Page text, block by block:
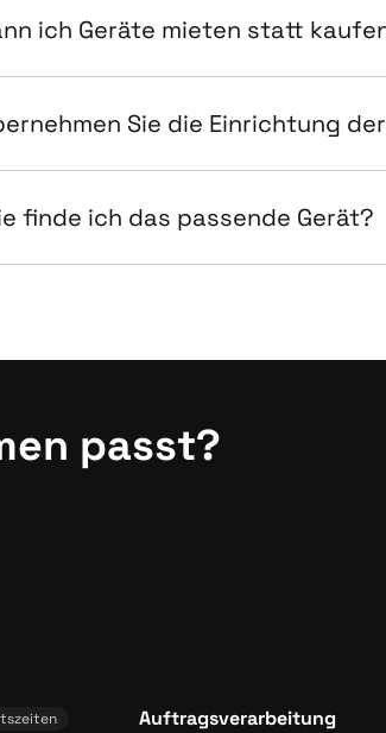
ich Geräte mieten statt
Sie die Einrichtung
finde ich das passende Gerät?
passt?
Auftragsverarbeitung